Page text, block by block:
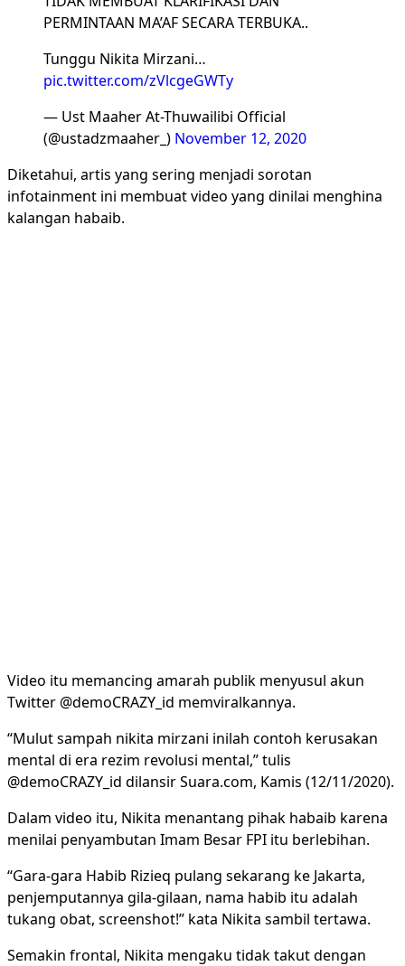
PERMINTAAN MA’AF SECARA TERBUKA..
Tunggu Nikita Mirzani…
pic.twitter.com/zVlcgeGWTy
— Ust Maaher At-Thuwailibi Official
(@ustadzmaaher_) November 12, 2020
Diketahui, artis yang sering menjadi sorotan
infotainment ini membuat video yang dinilai menghina
kalangan habaib.
Video itu memancing amarah publik menyusul akun
Twitter @demoCRAZY_id memviralkannya.
“Mulut sampah nikita mirzani inilah contoh kerusakan
mental di era rezim revolusi mental,” tulis
@demoCRAZY_id dilansir Suara.com, Kamis (12/11/2020).
Dalam video itu, Nikita menantang pihak habaib karena
menilai penyambutan Imam Besar FPI itu berlebihan.
“Gara-gara Habib Rizieq pulang sekarang ke Jakarta,
penjemputannya gila-gilaan, nama habib itu adalah
tukang obat, screenshot!” kata Nikita sambil tertawa.
Semakin frontal, Nikita mengaku tidak takut dengan